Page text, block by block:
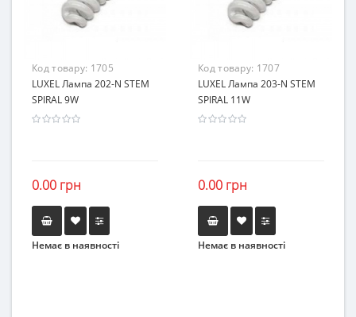
Код товару: 1705
LUXEL Лампа 202-N STEM
SPIRAL 9W
0.00 грн
Немає в наявності
Код товару: 1707
LUXEL Лампа 203-N STEM
SPIRAL 11W
0.00 грн
Немає в наявності